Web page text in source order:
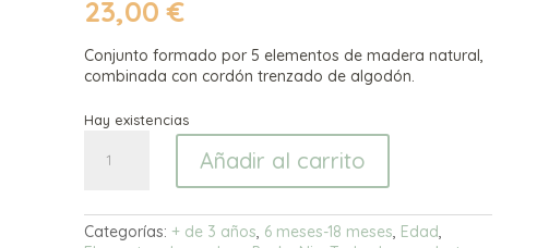
23,00€
Conjunto formado por 5 elementos de madera natural,
combinada con cordón trenzado de algodón.
Hay existencias
cantidad
Añadir al carrito
Categorías: + de 3 años, 6 meses-18 meses, Edad,